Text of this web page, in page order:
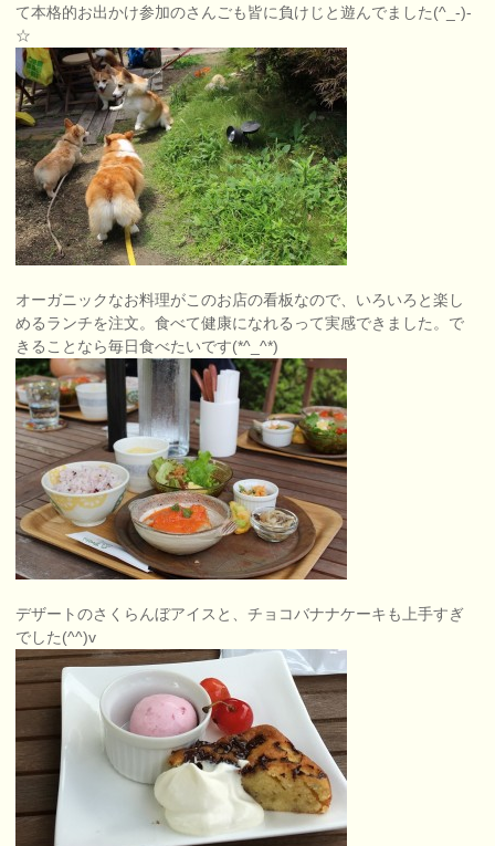
て本格的お出かけ参加のさんごも皆に負けじと遊んでました(^_-)-
☆
オーガニックなお料理がこのお店の看板なので、いろいろと楽し
めるランチを注文。食べて健康になれるって実感できました。で
きることなら毎日食べたいです(*^_^*)
デザートのさくらんぼアイスと、チョコバナナケーキも上手すぎ
でした(^^)v